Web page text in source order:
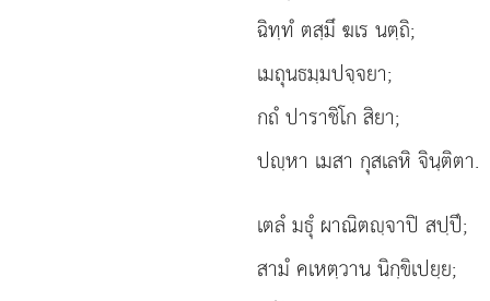
ฉิทฺทํ ตสฺมึ ฆเร นตฺถิ;
เมถุนธมฺมปจฺจยา;
กถํ ปาราชิโก สิยา;
ปฺหา เมสา กุสเลหิ จินฺติตา.
เตลํ มธุํ ผาณิตฺจาปิ สปฺปึ;
สามํ คเหตฺวาน นิกฺขิเปยฺย;